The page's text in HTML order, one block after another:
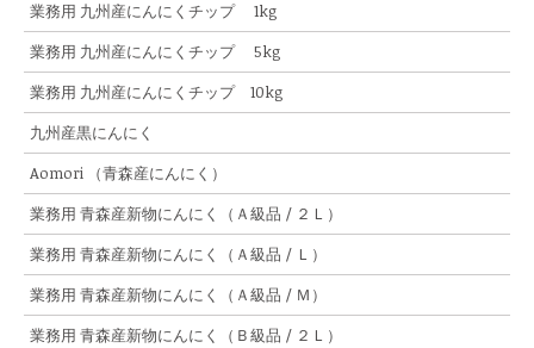
業務用 九州産にんにくチップ 1kg
業務用 九州産にんにくチップ 5kg
業務用 九州産にんにくチップ 10kg
九州産黒にんにく
Aomori （青森産にんにく）
業務用 青森産新物にんにく（Ａ級品 / ２Ｌ）
業務用 青森産新物にんにく（Ａ級品 / Ｌ）
業務用 青森産新物にんにく（Ａ級品 / Ｍ）
業務用 青森産新物にんにく（Ｂ級品 / ２Ｌ）